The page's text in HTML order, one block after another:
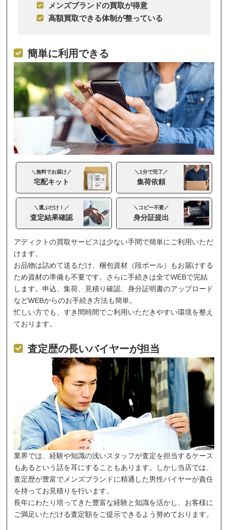
メンズブランドの買取が得意
高額買取できる体制が整っている
簡単に利用できる
＼無料でお届け／
宅配キット
＼1分で完了／
集荷依頼
＼選ぶだけ！／
査定結果確認
＼コピー不要／
身分証提出
アディクトの買取サービスは少ない手間で簡単にご利用いただ
けます。
お品物は詰めて送るだけ、梱包資材（段ボール）もお届けする
ため資材の準備も不要です。さらに手続きは全てWEBで完結
します。申込、集荷、見積り確認、身分証明書のアップロード
などWEBからのお手続き方法も簡単。
忙しい方でも、すき間時間でご利用いただきやすい環境を整え
ております。
査定歴の長いバイヤーが担当
業界では、経験や知識の浅いスタッフが査定を担当するケース
もあるという話を耳にすることもあります。しかし当店では、
査定歴が豊富でメンズブランドに精通した男性バイヤーが責任
を持ってお見積りを行います。
長年にわたり培ってきた豊富な経験と知識を活かし、お客様に
ご満足いただける査定額をご提示できるよう努めております。